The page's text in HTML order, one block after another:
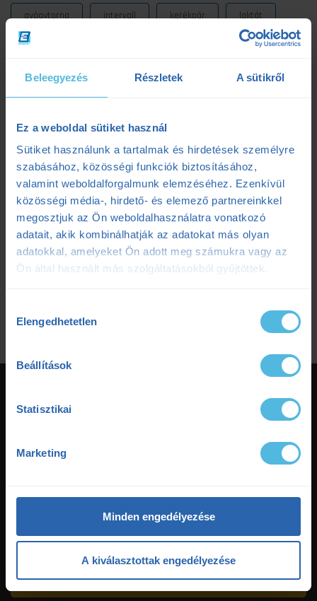
Beleegyezés Részletek A sütikről
Ez a weboldal sütiket használ
Sütiket használunk a tartalmak és hirdetések személyre
szabásához, közösségi funkciók biztosításához,
valamint weboldalforgalmunk elemzéséhez. Ezenkívül
közösségi média-, hirdető- és elemező partnereinkkel
megosztjuk az Ön weboldalhasználatra vonatkozó
adatait, akik kombinálhatják az adatokat más olyan
adatokkal, amelyeket Ön adott meg számukra vagy az
Ön által használt más szolgáltatásokból gyűjtöttek.
kiválasztása
Elengedhetetlen
Beállítások
Statisztikai
Marketing
Minden engedélyezése
A kiválasztottak engedélyezése
gyógytorna intervall kerékpár laktát
laktátmérés Prémium
Prémium edzéstervezés pulzus pályateszt
Szilágyi Tibi sérülés tanácsadás TD
teljesítménydiagnosztika teljesítményfokozás
tibi mondja trainingpeaks triatlon
tudatosteljesítmény tudatos teljesítmény
ultrafutás VO2max értsd a tudományt
minden területén számíthatsz ránk!
Időpontfoglalás